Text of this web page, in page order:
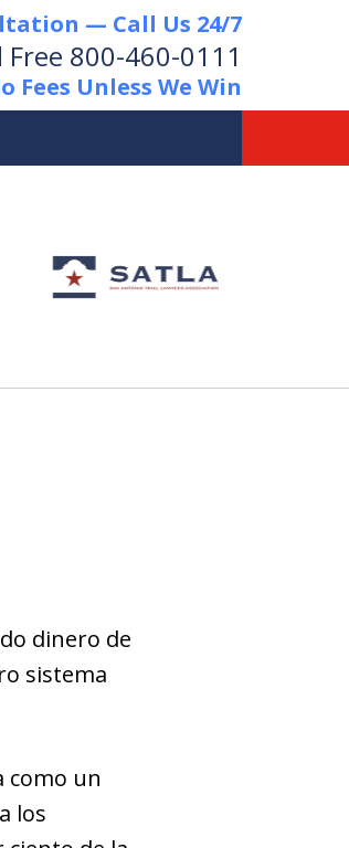
— Call Us 24/7
Free 800-460-0111
Fees Unless We Win
dinero de
sistema
como un
los